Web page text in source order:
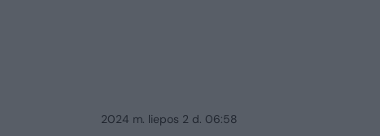
2024 m. liepos 2 d. 06:58